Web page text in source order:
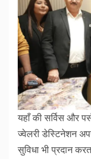
यहाँ की सर्विस और
ज्वेलरी डेस्टिनेशन
सुविधा भी प्रदान